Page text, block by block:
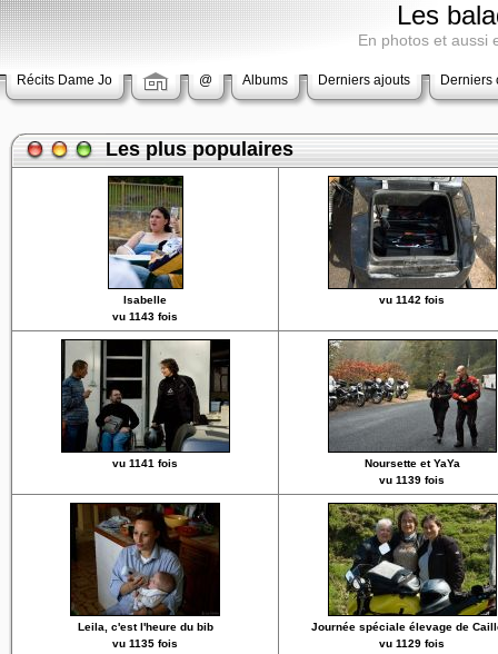
Les
En photos et aussi
Récits Dame Jo @ Albums Derniers ajouts Derniers
Les plus populaires
Isabelle
vu 1143 fois
vu 1142 fois
vu 1141 fois
Noursette et YaYa
vu 1139 fois
Leila, c'est l'heure du bib
vu 1135 fois
Journée spéciale élevage de
vu 1129 fois